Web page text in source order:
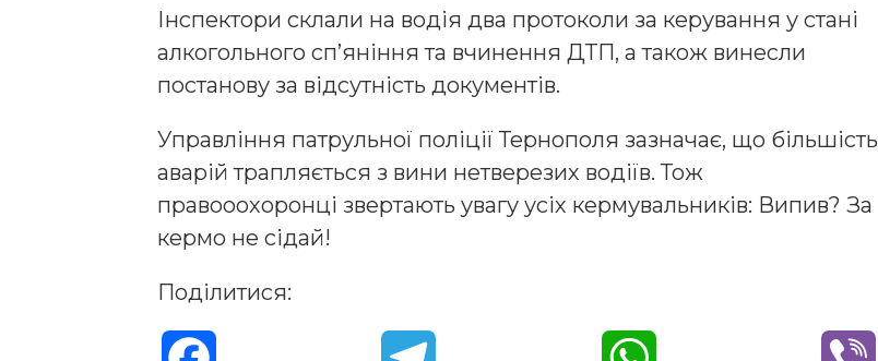
Інспектори склали на водія два протоколи за керування у стані
алкогольного сп’яніння та вчинення ДТП, а також винесли
постанову за відсутність документів.
Управління патрульної поліції Тернополя зазначає, що більшість
аварій трапляється з вини нетверезих водіїв. Тож
правооохоронці звертають увагу усіх кермувальників: Випив? За
кермо не сідай!
Поділитися: